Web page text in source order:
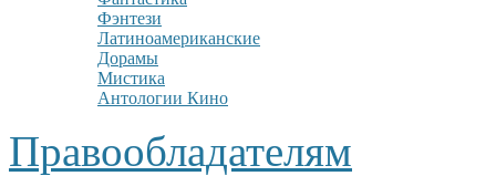
Фэнтези
Латиноамериканские
Дорамы
Мистика
Антологии Кино
Правообладателям